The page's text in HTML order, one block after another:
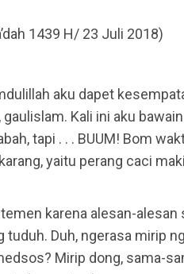
1439 H/ 23 Juli 2018)
aku dapet
Kali ini aku
tapi . . . BUUM! Bom
yaitu perang caci
karena alesan-alesan
Duh, ngerasa mirip
Mirip dong, sama-